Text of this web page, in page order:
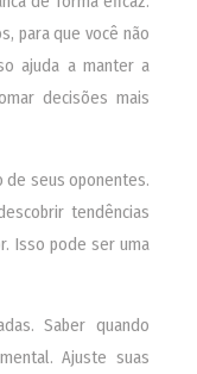
para que você não
ajuda a manter a
decisões mais
seus oponentes.
tendências
Isso pode ser uma
Saber quando
Ajuste suas